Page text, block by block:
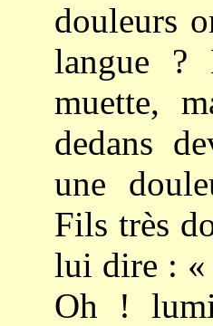
douleurs
langue ?
muette,
dedans
une
Fils très
lui dire :
Oh !